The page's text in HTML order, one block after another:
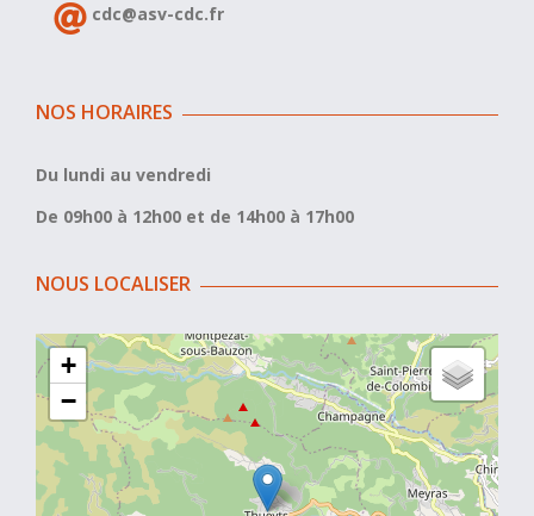
cdc@asv-cdc.fr
NOS HORAIRES
Du lundi au vendredi
De 09h00 à 12h00 et de 14h00 à 17h00
NOUS LOCALISER
+
−